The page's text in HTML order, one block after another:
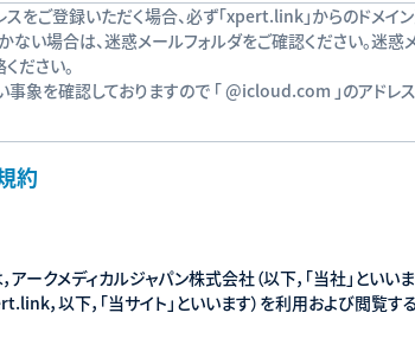
をご登録いただく場合、必ず「xpert.link」からのドメイ
い場合は、迷惑メールフォルダをご確認ください。迷
ださい。
象を確認しておりますので 「 @icloud.com 」のアドレ
約
ークメディカルジャパン株式会社（以下，「当社」といい
，以下，「当サイト」といいます）を利用および閲覧